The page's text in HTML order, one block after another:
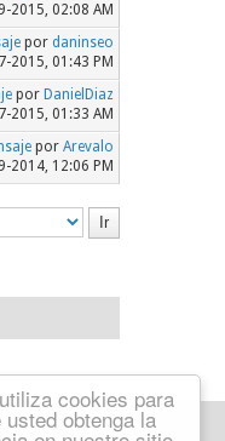
cookies para
obtenga la
2015, 02:08 AM
por daninseo
2015, 01:43 PM
por DanielDiaz
2015, 01:33 AM
por Arevalo
2014, 12:06 PM